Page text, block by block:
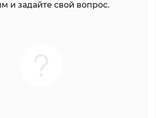
и задайте свой вопрос.